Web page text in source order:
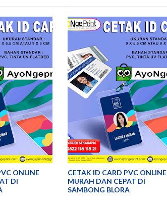
ONLINE
DI
CETAK ID CARD PVC ONLINE
MURAH DAN CEPAT DI
SAMBONG BLORA